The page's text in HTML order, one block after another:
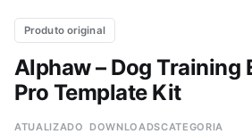
Produto original
Alphaw – Dog Training
Pro Template Kit
ATUALIZADO DOWNLOADSCATEGORIA